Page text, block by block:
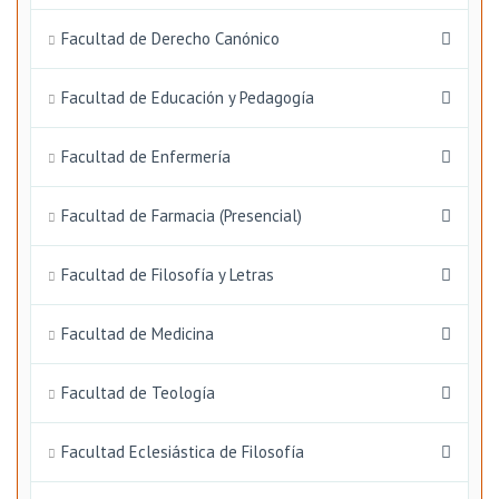
Facultad de Derecho Canónico
Facultad de Educación y Pedagogía
Facultad de Enfermería
Facultad de Farmacia (Presencial)
Facultad de Filosofía y Letras
Facultad de Medicina
Facultad de Teología
Facultad Eclesiástica de Filosofía